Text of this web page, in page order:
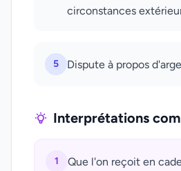
circonstances
5 Dispute à propos
Interprétations
1
Que l'on reçoit en